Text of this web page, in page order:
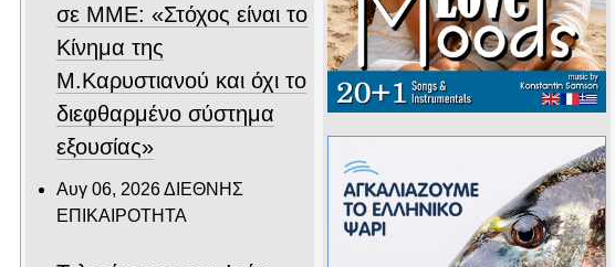
σε ΜΜΕ: «Στόχος είναι το
Κίνημα της
Μ.Καρυστιανού και όχι το
διεφθαρμένο σύστημα
εξουσίας»
Αυγ 06, 2026ΔΙΕΘΝΗΣ
ΕΠΙΚΑΙΡΟΤΗΤΑ